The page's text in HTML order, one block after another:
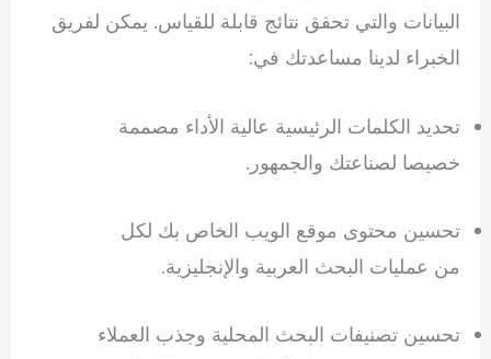
البيانات والتي تحقق نتائج قابلة للقياس. يمكن لفريق
الخبراء لدينا مساعدتك في:
تحديد الكلمات الرئيسية عالية الأداء مصممة
خصيصا لصناعتك والجمهور.
تحسين محتوى موقع الويب الخاص بك لكل
من عمليات البحث العربية والإنجليزية.
تحسين تصنيفات البحث المحلية وجذب العملاء